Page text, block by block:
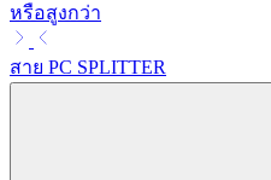
หรือสูงกว่า
สาย PC SPLITTER